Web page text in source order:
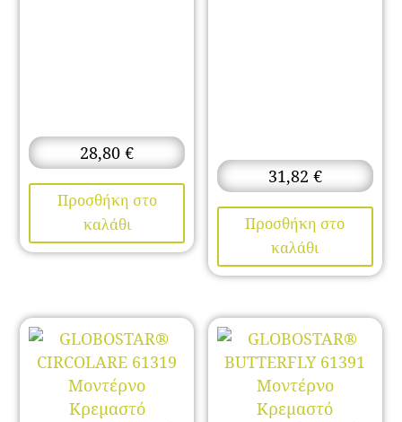
28,80€
Προσθήκη στο
καλάθι
31,82 €
Προσθήκη στο
καλάθι